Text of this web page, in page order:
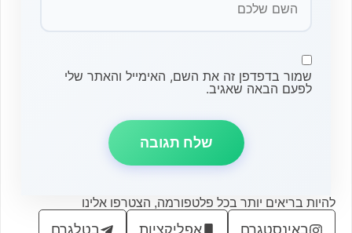
שמור בדפדפן זה את השם, האימייל והאתר שלי
לפעם הבאה שאגיב.
להיות בריאים יותר בכל פלטפורמה, הצטרפו אלינו